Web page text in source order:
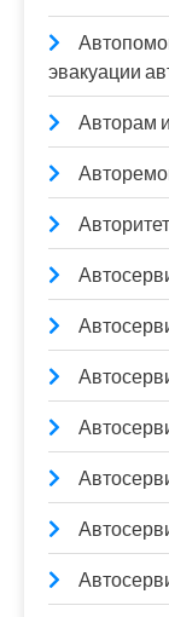
эвакуации
Авторам
Авторитет